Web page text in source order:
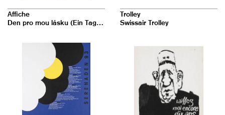
Affiche
Den pro mou lásku (Ein Tag für meine Liebe)
Trolley
Swissair Trolley